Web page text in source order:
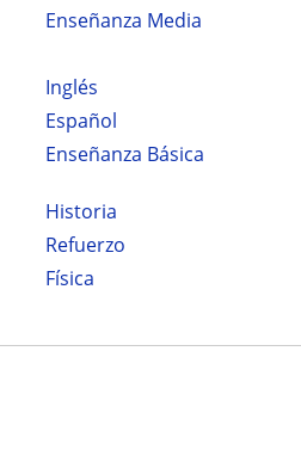
Enseñanza Media
Inglés
Español
Enseñanza Básica
Historia
Refuerzo
Física